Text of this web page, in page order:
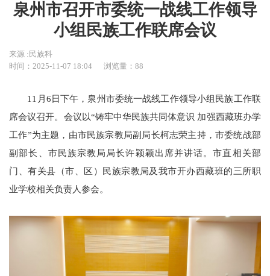
泉州市召开市委统一战线工作领导
小组民族工作联席会议
来源 :民族科
时间：2025-11-07 18:04
浏览量：88
11月6日下午，泉州市委统一战线工作领导小组民族工作联
席会议召开。会议以“铸牢中华民族共同体意识 加强西藏班办学
工作”为主题，由市民族宗教局副局长柯志荣主持，市委统战部
副部长、市民族宗教局局长许颖颖出席并讲话。市直相关部
门、有关县（市、区）民族宗教局及我市开办西藏班的三所职
业学校相关负责人参会。